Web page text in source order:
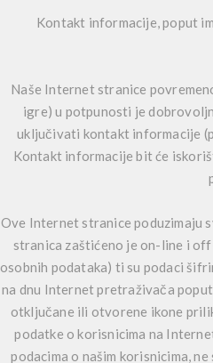
Kontakt informacije, poput
Naše Internet stranice
igre) u potpunosti je
uključivati kontakt informacije
Kontakt informacije bit će
Ove Internet stranice poduzimaju
stranica zaštićeno je on-line i
osobnih podataka) ti su podaci
na dnu Internet pretraživača
otključane ili otvorene ikone
podatke o korisnicima na
podacima o našim korisnicima,